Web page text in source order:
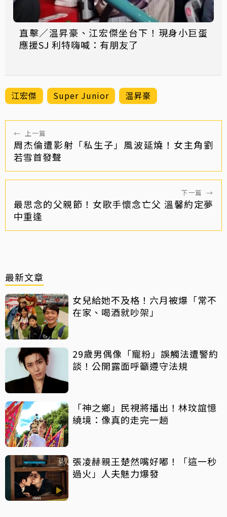
直擊／温昇豪、江宏傑坐台下！現身小巨蛋
應援SJ 利特嗨喊：有朋友了
江宏傑 Super Junior 温昇豪
← 上一篇
周杰倫遭影射「私生子」風波延燒！女主角劉
若雪首發聲
下一篇 →
最思念的父親節！女歌手懷念亡父 溫馨約定夢
中重逢
最新文章
女兒給她不及格！六月被爆「常不
在家、喝酒就吵架」
29歲男偶像「寵粉」誤觸法遭警約
談！公開露面呼籲遵守法規
「神之鄉」民視將播出！林玟誼憶
繞境：像真的走完一趟
張凌赫親王楚然嘴好嘟！「這一秒
過火」人夫魅力爆發